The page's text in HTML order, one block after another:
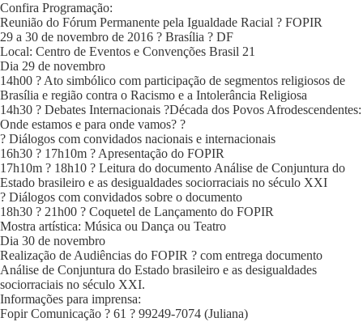
Confira Programação:
Reunião do Fórum Permanente pela Igualdade Racial ? FOPIR
29 a 30 de novembro de 2016 ? Brasília ? DF
Local: Centro de Eventos e Convenções Brasil 21
Dia 29 de novembro
14h00 ? Ato simbólico com participação de segmentos religiosos de
Brasília e região contra o Racismo e a Intolerância Religiosa
14h30 ? Debates Internacionais ?Década dos Povos Afrodescendentes:
Onde estamos e para onde vamos? ?
? Diálogos com convidados nacionais e internacionais
16h30 ? 17h10m ? Apresentação do FOPIR
17h10m ? 18h10 ? Leitura do documento Análise de Conjuntura do
Estado brasileiro e as desigualdades sociorraciais no século XXI
? Diálogos com convidados sobre o documento
18h30 ? 21h00 ? Coquetel de Lançamento do FOPIR
Mostra artística: Música ou Dança ou Teatro
Dia 30 de novembro
Realização de Audiências do FOPIR ? com entrega documento
Análise de Conjuntura do Estado brasileiro e as desigualdades
sociorraciais no século XXI.
Informações para imprensa:
Fopir Comunicação ? 61 ? 99249-7074 (Juliana)